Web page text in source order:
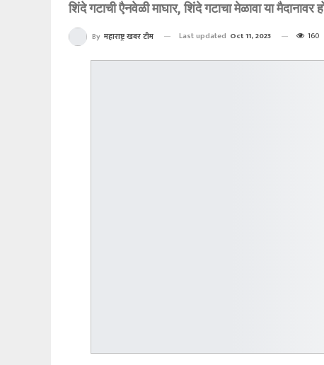
शिंदे गटाची एैनवेळी माघार, शिंदे गटाचा मेळावा या
By महाराष्ट्र खबर टीम Last updated Oct 11, 2023 160